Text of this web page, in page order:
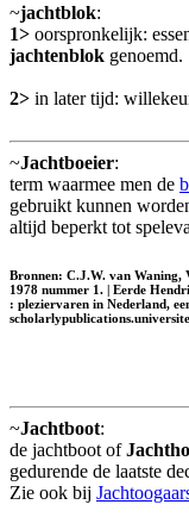
~jachtblok:
1> oorspronkelijk:
jachtenblok genoemd.
2> in later tijd:
~Jachtboeier:
term waarmee men de
gebruikt kunnen
altijd beperkt tot
Bronnen: C.J.W. van Waning,
1978 nummer 1. | Eerde
: pleziervaren in Nederland,
~Jachtboot:
de jachtboot of
gedurende de laatste
Zie ook bij